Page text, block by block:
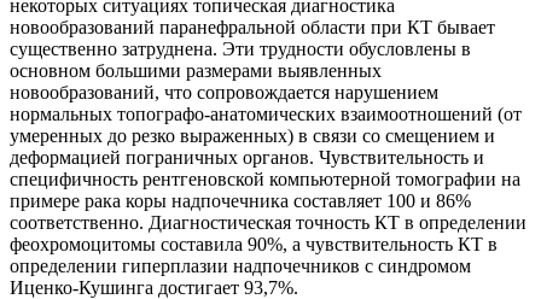
некоторых ситуациях топическая диагностика
новообразований паранефральной области при КТ бывает
существенно затруднена. Эти трудности обусловлены в
основном большими размерами выявленных
новообразований, что сопровождается нарушением
нормальных топографо-анатомических взаимоотношений (от
умеренных до резко выраженных) в связи со смещением и
деформацией пограничных органов. Чувствительность и
специфичность рентгеновской компьютерной томографии на
примере рака коры надпочечника составляет 100 и 86%
соответственно. Диагностическая точность КТ в определении
феохромоцитомы составила 90%, а чувствительность КТ в
определении гиперплазии надпочечников с синдромом
Иценко-Кушинга достигает 93,7%.